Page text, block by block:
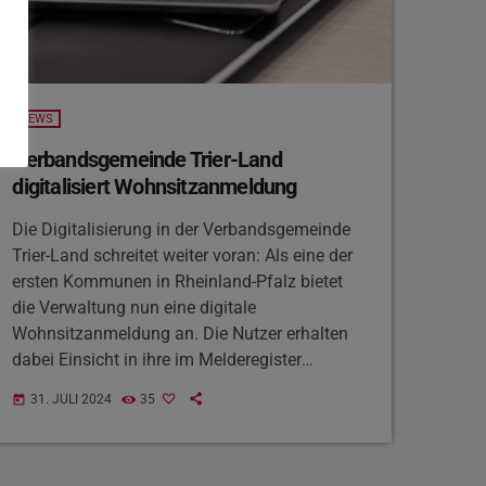
NEWS
Verbandsgemeinde Trier-Land
digitalisiert Wohnsitzanmeldung
Die Digitalisierung in der Verbandsgemeinde
Trier-Land schreitet weiter voran: Als eine der
ersten Kommunen in Rheinland-Pfalz bietet
die Verwaltung nun eine digitale
Wohnsitzanmeldung an. Die Nutzer erhalten
dabei Einsicht in ihre im Melderegister
eigenständig überprüfen. Die Adresse auf dem
Personalausweis kann dann direkt übers
today 31. JULI 2024 35